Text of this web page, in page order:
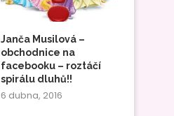
Janča Musilová –
obchodnice na
facebooku – roztáčí
spirálu dluhů!!
6 dubna, 2016